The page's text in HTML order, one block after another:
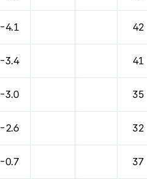
-4.1 42
-3.4 41
-3.0 35
-2.6 32
-0.7 37